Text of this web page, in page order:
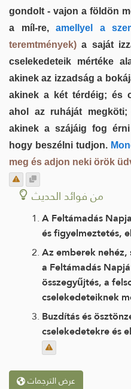
gondolt - vajon a földön
a míl-re,amellyel a
teremtmények) a saját
cselekedeteik mértéke
akinek az izzadság a
akinek a két térdéig; és
ahol az ruháját
akinek a szájáig fog
hogy beszélni tudjon.
meg és adjon neki örök
من فوائد الحديث
A Feltámadás
és figyelmeztetés,
Az emberek
a Feltámadás
összegyűjtés, a
cselekedeteiknek
Buzdítás és
cselekedetekre és
عرض الترجمات